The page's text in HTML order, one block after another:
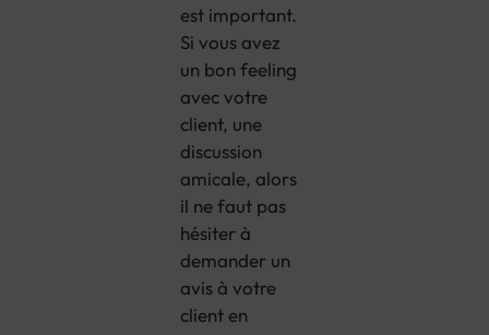
est important.
Si vous avez
un bon feeling
avec votre
client, une
discussion
amicale, alors
il ne faut pas
hésiter à
demander un
avis à votre
client en